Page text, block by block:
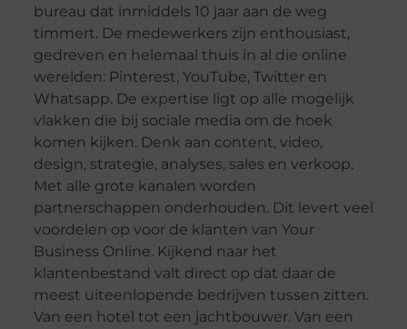
bureau dat inmiddels 10 jaar aan de weg
timmert. De medewerkers zijn enthousiast,
gedreven en helemaal thuis in al die online
werelden: Pinterest, YouTube, Twitter en
Whatsapp. De expertise ligt op alle mogelijk
vlakken die bij sociale media om de hoek
komen kijken. Denk aan content, video,
design, strategie, analyses, sales en verkoop.
Met alle grote kanalen worden
partnerschappen onderhouden. Dit levert veel
voordelen op voor de klanten van Your
Business Online. Kijkend naar het
klantenbestand valt direct op dat daar de
meest uiteenlopende bedrijven tussen zitten.
Van een hotel tot een jachtbouwer. Van een